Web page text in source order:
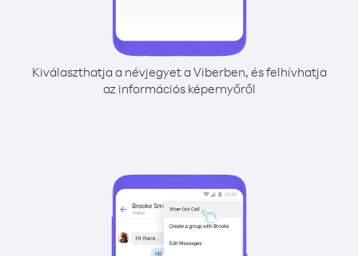
Kiválaszthatja a névjegyet a Viberben, és felhívhatja
az információs képernyőről